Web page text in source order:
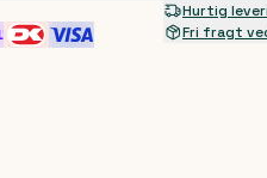
Hurtig
Fri fragt